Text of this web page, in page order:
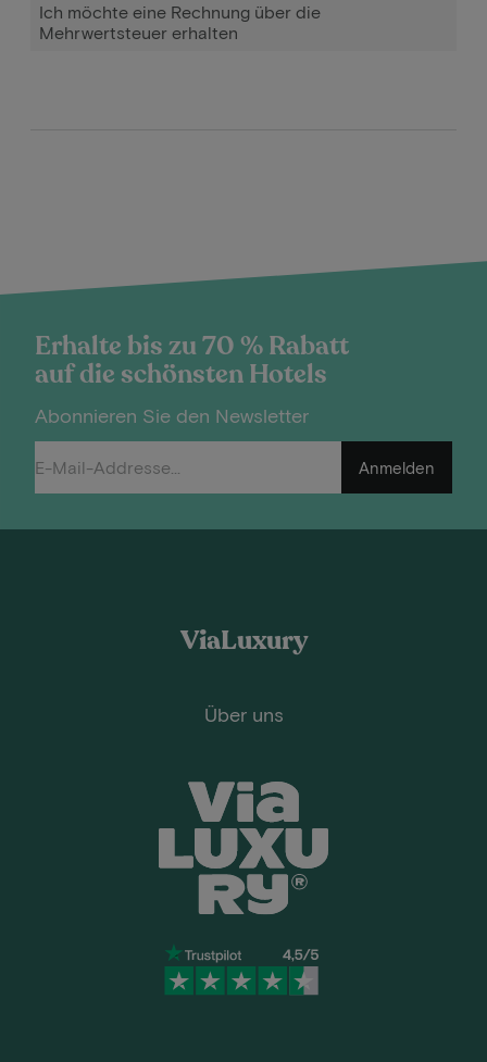
Ich möchte eine Rechnung über die
Mehrwertsteuer erhalten
Erhalte bis zu 70 % Rabatt
auf die schönsten Hotels
Abonnieren Sie den Newsletter
Anmelden
ViaLuxury
Über uns